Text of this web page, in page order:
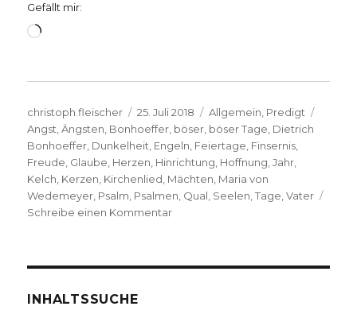
Gefällt mir:
Wird
Autor
christoph.fleischer
Veröffentlicht
am
25. Juli 2018 Kategorien
Allgemein, Predigt
Angst,Ängsten, Bonhoeffer, böser, böser Tage, Dietrich
Bonhoeffer, Dunkelheit, Engeln, Feiertage, Finsernis,
Freude, Glaube, Herzen, Hinrichtung, Hoffnung,Jahr,
Kelch, Kerzen, Kirchenlied, Mächten, Maria von
Wedemeyer, Psalm, Psalmen, Qual, Seelen,Tage,Vater
Schreibe einen Kommentarzu
INHALTSSUCHE